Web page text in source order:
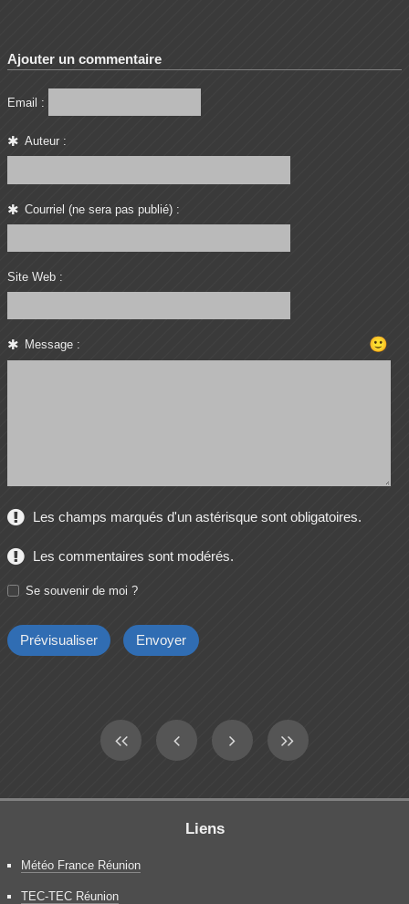
Ajouter un commentaire
Email :
Auteur :
Courriel (ne sera pas publié) :
Site Web :
Message : 🙂
Les champs marqués d'un astérisque sont obligatoires.
Les commentaires sont modérés.
Se souvenir de moi ?
Liens
Météo France Réunion
TEC-TEC Réunion